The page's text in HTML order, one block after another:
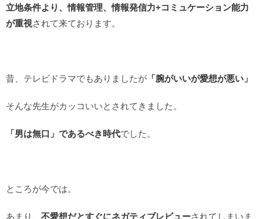
立地条件より、情報管理、情報発信力+コミュケーション能力
が重視されて来ております。
昔、テレビドラマでもありましたが 「腕がいいが愛想が悪い」
そんな先生がカッコいいとされてきました。
「男は無口」であるべき時代でした。
ところが今では。
あまり、 不愛想だとすぐにネガティブレビューされてしまいま